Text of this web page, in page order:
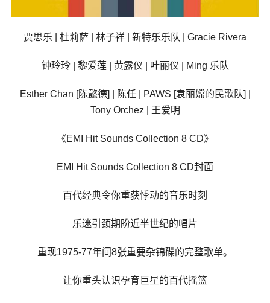
贾思乐 | 杜莉萨 | 林子祥 | 新特乐乐队 | Gracie Rivera
钟玲玲 | 黎爱莲 | 黄露仪 | 叶丽仪 | Ming 乐队
Esther Chan [陈懿德] | 陈任 | PAWS [袁丽嫦的民歌队] |
Tony Orchez | 王爱明
《EMI Hit Sounds Collection 8 CD》
EMI Hit Sounds Collection 8 CD封面
百代经典令你重获悸动的音乐时刻
乐迷引颈期盼近半世纪的唱片
重现1975-77年间8张重要杂锦碟的完整歌单。
让你重头认识孕育巨星的百代摇篮